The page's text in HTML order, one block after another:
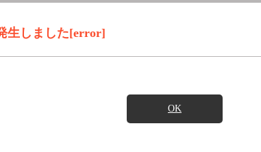
生しました[error]
OK